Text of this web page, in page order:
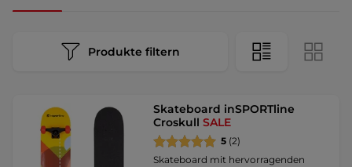
Produkte filtern
Skateboard inSPORTline
CroskullSALE
5 (2)
Skateboard mit hervorragenden